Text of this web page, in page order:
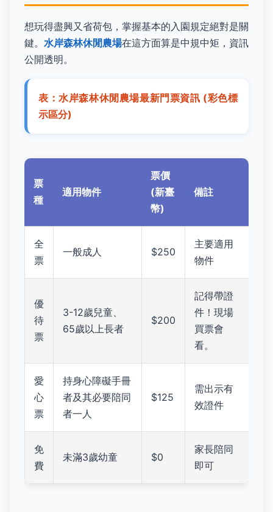
想玩得盡興又省荷包，掌握基本的入園規定絕對是關
鍵。 水岸森林休閒農場在這方面算是中規中矩，資訊
公開透明。
表：水岸森林休閒農場最新門票資訊 (彩色標
示區分)
票
種
適用物件
票價
(新臺
幣)
備註
全
票
一般成人 $250
主要適用
物件
優
待
票
3-12歲兒童、
65歲以上長者
$200
記得帶證
件！現場
買票會
看。
愛
心
票
持身心障礙手冊
者及其必要陪同
者一人
$125
需出示有
效證件
免
費
未滿3歲幼童 $0
家長陪同
即可